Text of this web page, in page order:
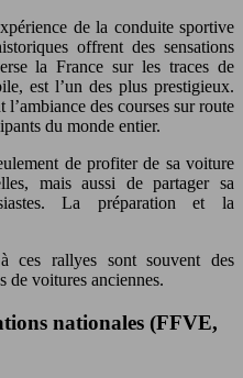
de la conduite sportive
offrent des sensations
la France sur les traces de
est l’un des plus prestigieux.
l’ambiance des courses sur route
du monde entier.
de profiter de sa voiture
mais aussi de partager sa
La préparation et la
ces rallyes sont souvent des
de voitures anciennes.
nationales (FFVE,